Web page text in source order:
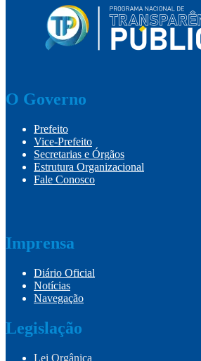
O Governo
Prefeito
Vice-Prefeito
Secretarias e Órgãos
Estrutura Organizacional
Fale Conosco
Imprensa
Diário Oficial
Notícias
Navegação
Legislação
Lei Orgânica